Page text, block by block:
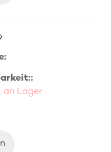
an Lager